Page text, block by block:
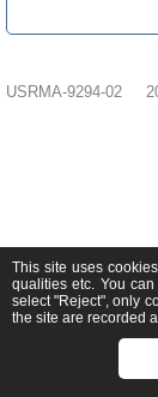
USRMA-9294-02
This site uses
qualities etc. You
select "Reject", only
the site are recorded